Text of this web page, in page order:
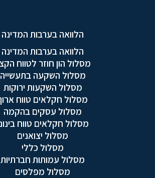
הלוואה בערבות המדינה
הלוואה בערבות המדינה
מסלול הון חוזר לטווח הקצר
מסלול השקעה בתעשייה
מסלול השקעות ירוקות
מסלול חקלאים טווח ארוך
מסלול עסקים בהקמה
מסלול חקלאים טווח בינוני
מסלול יצואנים
מסלול כללי
מסלול עמותות חברתיות
מסלול מפלסים